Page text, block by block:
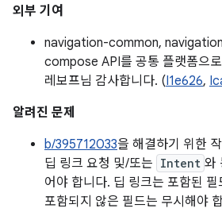
외부 기여
navigation-common,
compose API를 공통 플랫폼으
레보프님 감사합니다. (I1e626,
알려진 문제
b/395712033을 해결하기 위한
딥 링크 요청 및/또는 Intent 와
어야 합니다. 딥 링크는 포함된
포함되지 않은 필드는 무시해야